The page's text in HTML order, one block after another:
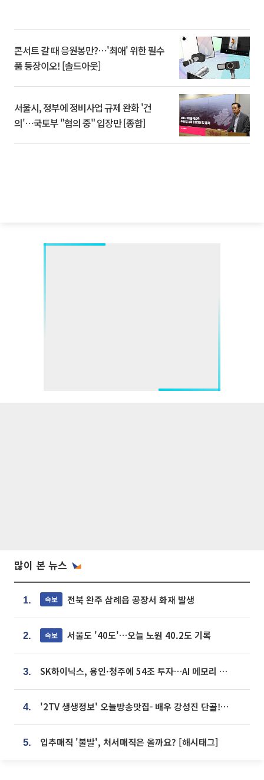
콘서트 갈 때 응원봉만?⋯'최애' 위한 필수
품 등장이오! [솔드아웃]
서울시, 정부에 정비사업 규제 완화 '건
의'⋯국토부 "협의 중" 입장만 [종합]
많이 본 뉴스
1. 속보 전북 완주 삼례읍 공장서 화재 발생
2. 속보 서울도 '40도'…오늘 노원 40.2도 기록
3. SK하이닉스, 용인·청주에 54조 투자…AI 메모리 생산기지 키운다
4. '2TV 생생정보' 오늘방송맛집- 배우 강성진 단골! 쌀국수ㆍ푸팟퐁 커리 맛집 '블○○○'
5. 입추매직 '불발', 처서매직은 올까요? [해시태그]